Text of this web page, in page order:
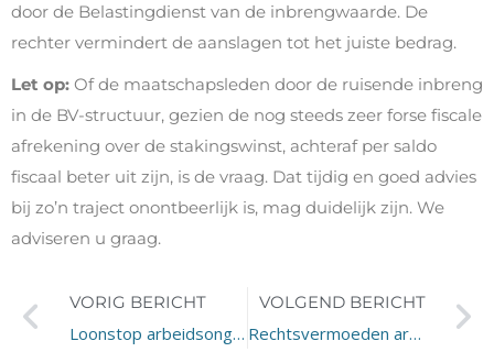
door de Belastingdienst van de inbrengwaarde. De
rechter vermindert de aanslagen tot het juiste bedrag.
Let op: Of de maatschapsleden door de ruisende inbreng
in de BV-structuur, gezien de nog steeds zeer forse fiscale
afrekening over de stakingswinst, achteraf per saldo
fiscaal beter uit zijn, is de vraag. Dat tijdig en goed advies
bij zo’n traject onontbeerlijk is, mag duidelijk zijn. We
adviseren u graag.
VORIG BERICHT
Loonstop arbeidsongeschikte werknemer terecht?
VOLGEND BERICHT
Rechtsvermoeden arbeidsovereenkomst op basis van uurtarief